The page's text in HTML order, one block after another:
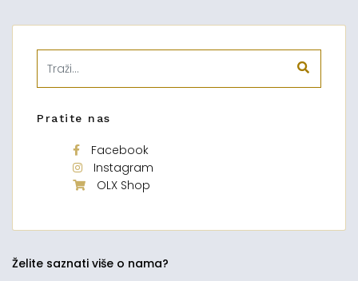
Pratite nas
Facebook
Instagram
OLX Shop
Želite saznati više o nama?